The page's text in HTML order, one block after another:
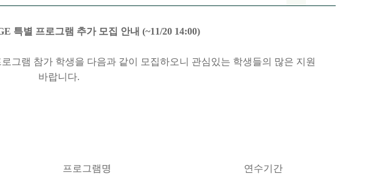
특별 프로그램 추가 모집 안내 (~11/20 14:00)
그램 참가 학생을 다음과 같이 모집하오니 관심있는 학생들의 많은 지원
바랍니다.
프로그램명
연수기간